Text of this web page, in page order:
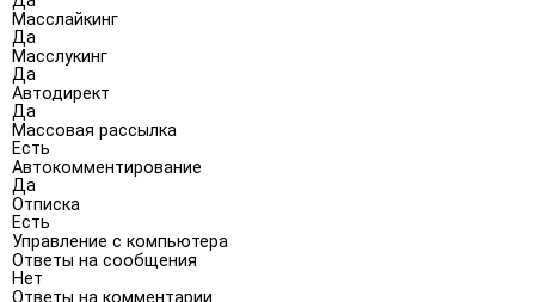
Масслайкинг
Да
Масслукинг
Да
Автодирект
Да
Массовая рассылка
Есть
Автокомментирование
Да
Отписка
Есть
Управление с компьютера
Ответы на сообщения
Нет